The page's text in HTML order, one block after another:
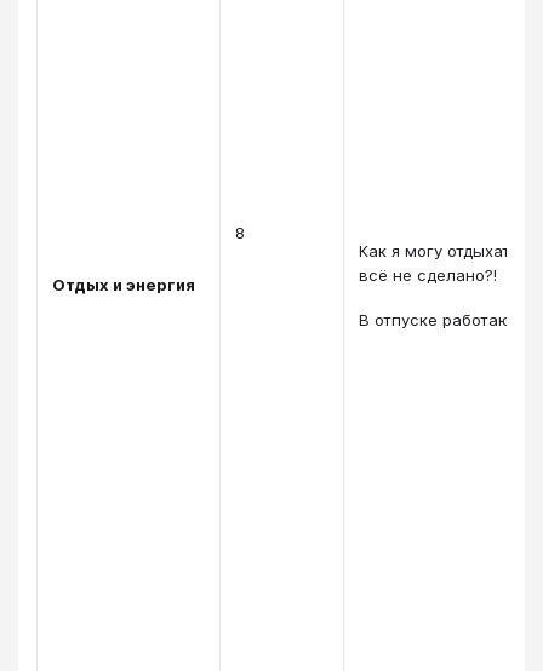
Отдых и энергия
8
Как я могу отдыхать,
всё не сделано?!
В отпуске работаю